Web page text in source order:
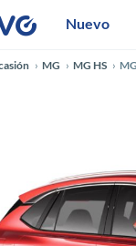
Nuevo
MG MG HS